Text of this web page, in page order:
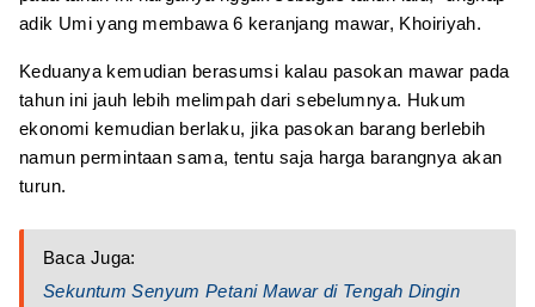
adik Umi yang membawa 6 keranjang mawar, Khoiriyah.
Keduanya kemudian berasumsi kalau pasokan mawar pada
tahun ini jauh lebih melimpah dari sebelumnya. Hukum
ekonomi kemudian berlaku, jika pasokan barang berlebih
namun permintaan sama, tentu saja harga barangnya akan
turun.
Baca Juga:
Sekuntum Senyum Petani Mawar di Tengah Dingin